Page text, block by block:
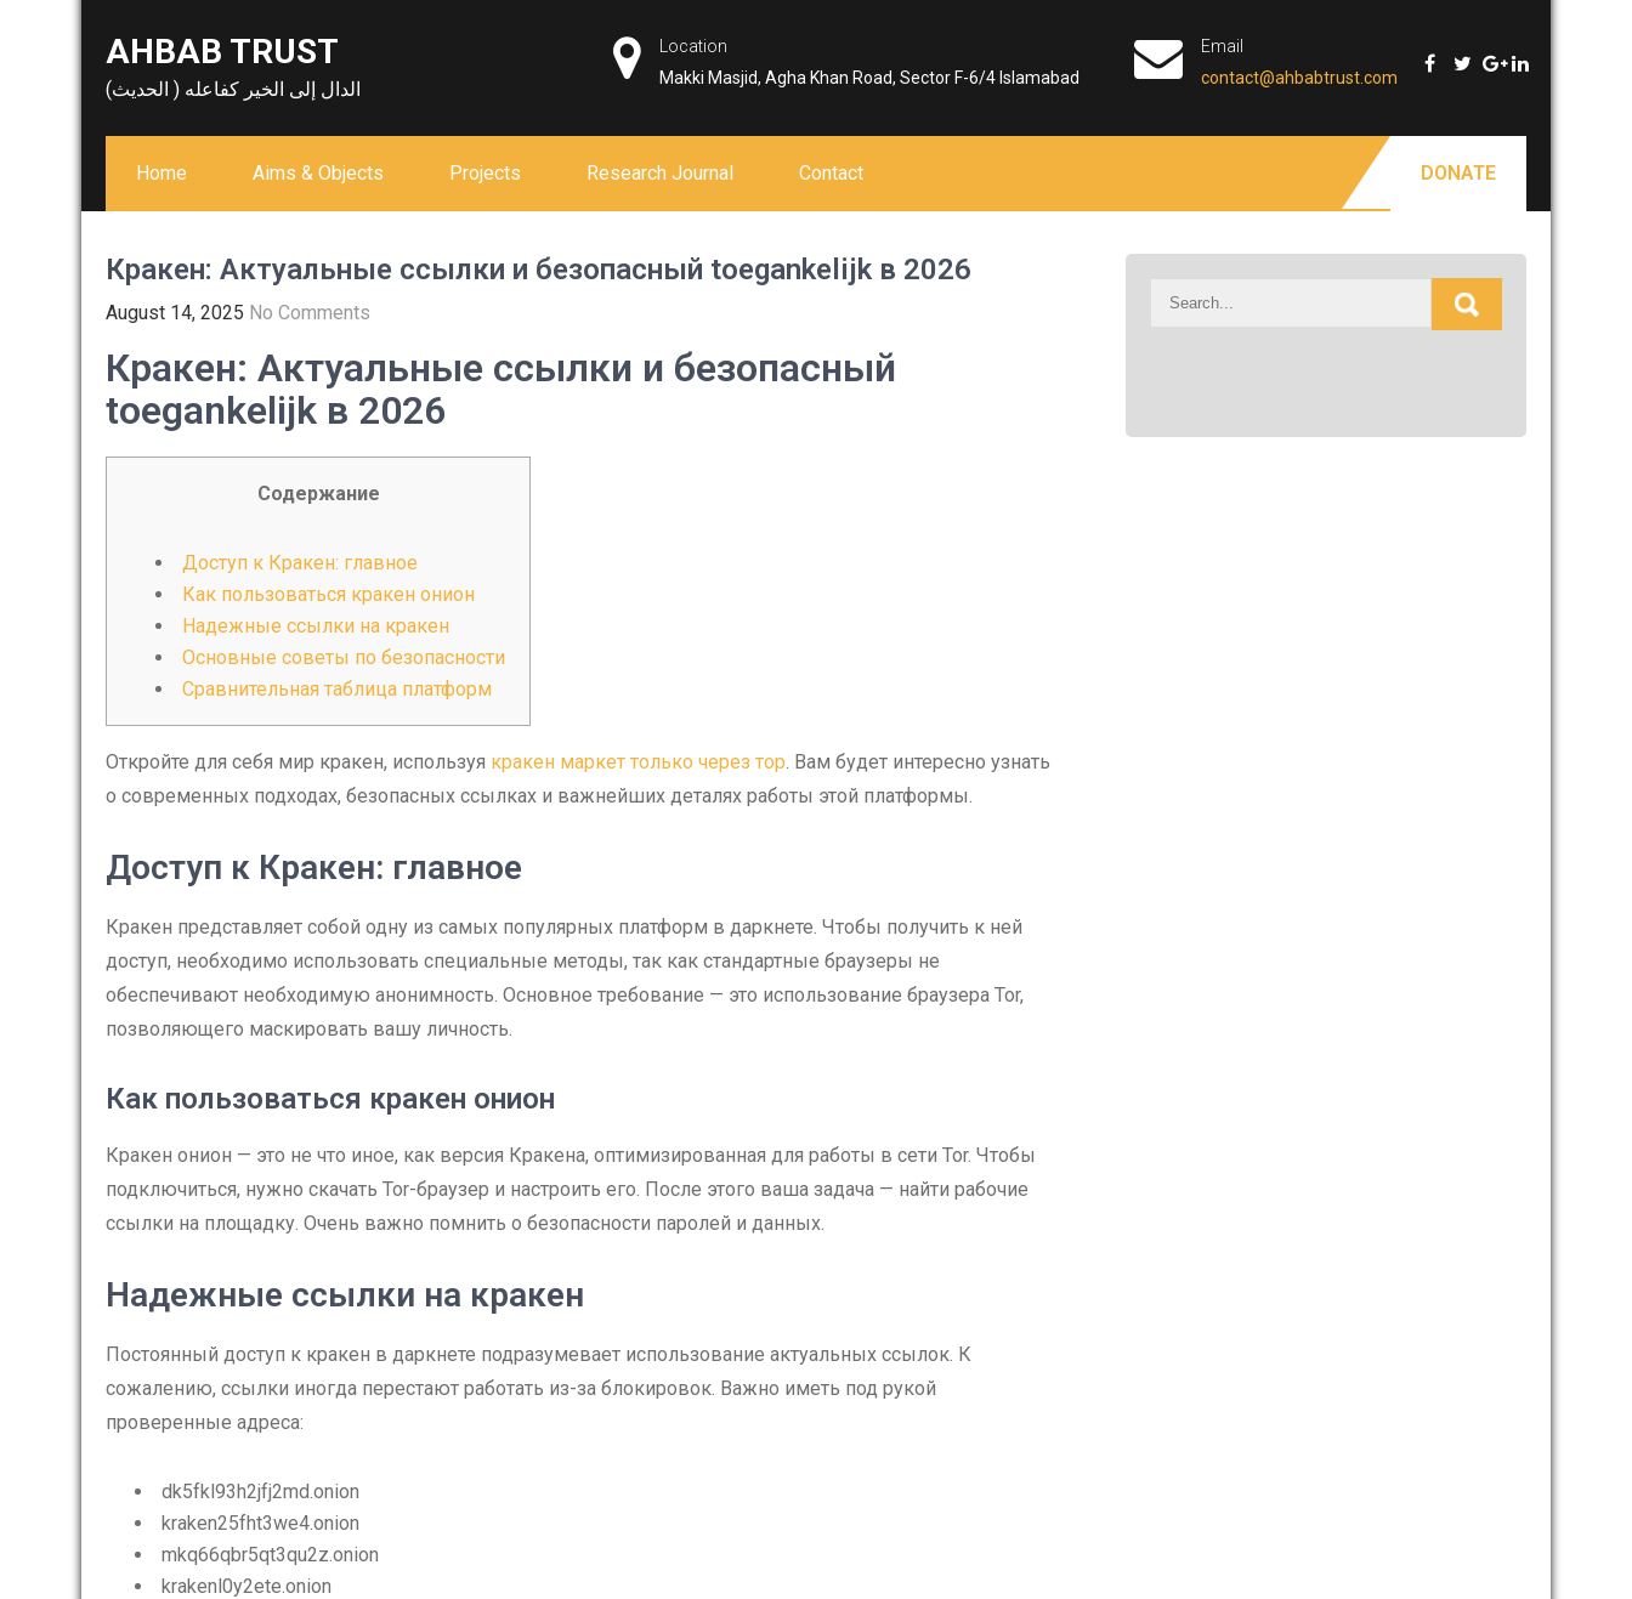
AHBAB TRUST
الدال إلى الخير كفاعله ( الحديث)
Location
Makki Masjid, Agha Khan Road, Sector F-6/4 Islamabad
Email
contact@ahbabtrust.com
Home Aims & Objects Projects Research Journal Contact DONATE
Кракен: Актуальные ссылки и безопасный toegankelijk в 2026
August 14, 2025 No Comments
Кракен: Актуальные ссылки и безопасный
toegankelijk в 2026
Содержание
Доступ к Кракен: главное
Как пользоваться кракен онион
Надежные ссылки на кракен
Основные советы по безопасности
Сравнительная таблица платформ
Откройте для себя мир кракен, используя кракен маркет только через тор. Вам будет интересно узнать
о современных подходах, безопасных ссылках и важнейших деталях работы этой платформы.
Доступ к Кракен: главное
Кракен представляет собой одну из самых популярных платформ в даркнете. Чтобы получить к ней
доступ, необходимо использовать специальные методы, так как стандартные браузеры не
обеспечивают необходимую анонимность. Основное требование — это использование браузера Tor,
позволяющего маскировать вашу личность.
Как пользоваться кракен онион
Кракен онион — это не что иное, как версия Кракена, оптимизированная для работы в сети Tor. Чтобы
подключиться, нужно скачать Tor-браузер и настроить его. После этого ваша задача — найти рабочие
ссылки на площадку. Очень важно помнить о безопасности паролей и данных.
Надежные ссылки на кракен
Постоянный доступ к кракен в даркнете подразумевает использование актуальных ссылок. К
сожалению, ссылки иногда перестают работать из-за блокировок. Важно иметь под рукой
проверенные адреса:
dk5fkl93h2jfj2md.onion
kraken25fht3we4.onion
mkq66qbr5qt3qu2z.onion
krakenl0y2ete.onion